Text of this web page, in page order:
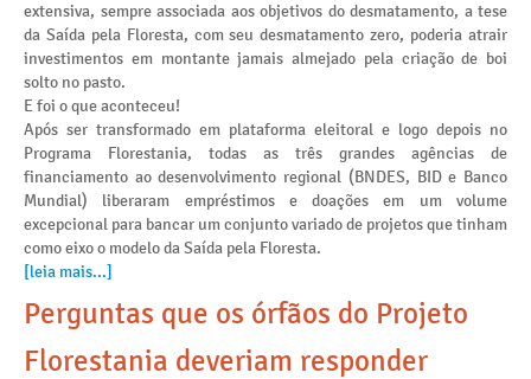
extensiva, sempre associada aos objetivos do desmatamento, a tese
da Saída pela Floresta, com seu desmatamento zero, poderia atrair
investimentos em montante jamais almejado pela criação de boi
solto no pasto.
E foi o que aconteceu!
Após ser transformado em plataforma eleitoral e logo depois no
Programa Florestania, todas as três grandes agências de
financiamento ao desenvolvimento regional (BNDES, BID e Banco
Mundial) liberaram empréstimos e doações em um volume
excepcional para bancar um conjunto variado de projetos que tinham
como eixo o modelo da Saída pela Floresta.
[leia mais...]
Perguntas que os órfãos do Projeto
Florestania deveriam responder